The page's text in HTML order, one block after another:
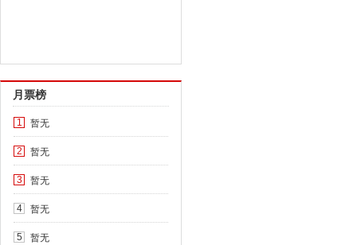
月票榜
1 暂无
2 暂无
3 暂无
4 暂无
5 暂无